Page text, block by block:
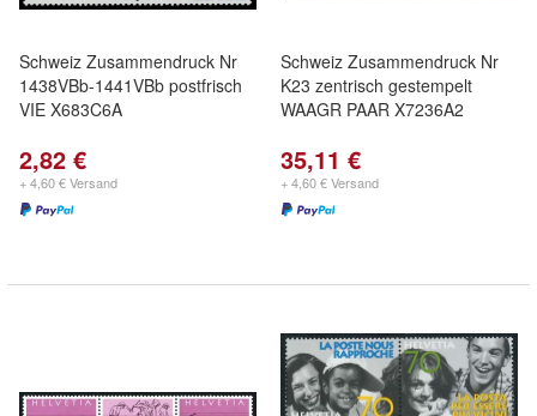
Schweiz Zusammendruck Nr
1438VBb-1441VBb postfrisch
VIE X683C6A
2,82 €
+ 4,60 € Versand
Schweiz Zusammendruck Nr
K23 zentrisch gestempelt
WAAGR PAAR X7236A2
35,11 €
+ 4,60 € Versand